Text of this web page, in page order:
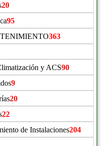
20
95
363
y ACS90
9
20
22
de Instalaciones204